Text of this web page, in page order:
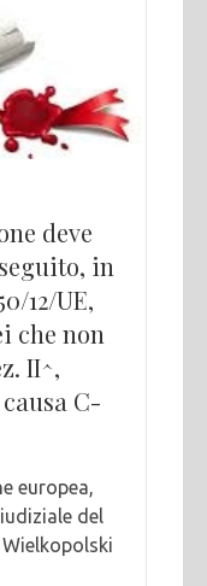
deve
in
12/UE,
che non
II^,
causa C-
europea,
del